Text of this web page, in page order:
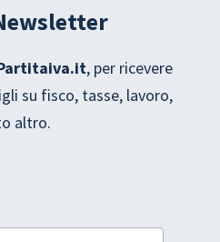
, per ricevere
su fisco, tasse, lavoro,
altro.